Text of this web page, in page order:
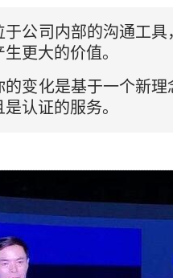
于公司内部的沟通工
更大的价值。
的变化是基于一个新
认证的服务。